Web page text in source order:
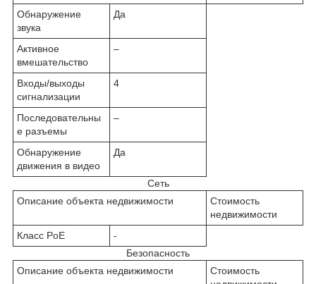
Обнаружение
звука
Да
Активное
вмешательство
–
Входы/выходы
сигнализации
4
Последовательны
е разъемы
–
Обнаружение
движения в видео
Да
Сеть
Описание объекта недвижимости
Стоимость
недвижимости
Класс PoE
-
Безопасность
Описание объекта недвижимости
Стоимость